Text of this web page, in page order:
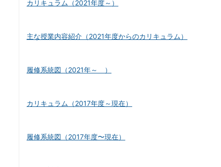
カリキュラム（2021年度～）
主な授業内容紹介（2021年度からのカリキュラム）
履修系統図（2021年～ ）
カリキュラム（2017年度～現在）
履修系統図（2017年度〜現在）